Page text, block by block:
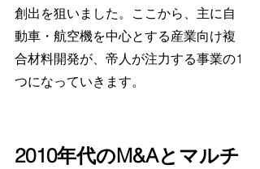
創出を狙いました。ここから、主に自
動車・航空機を中心とする産業向け複
合材料開発が、帝人が注力する事業の1
つになっていきます。
2010年代のM&Aとマルチ